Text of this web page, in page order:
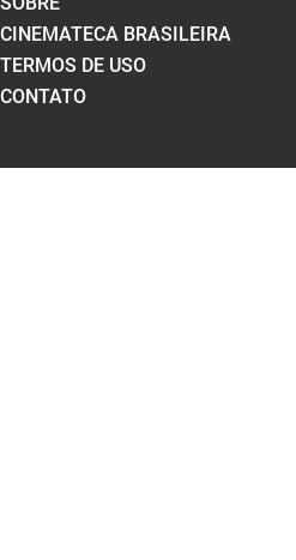
CINEMATECA BRASILEIRA
TERMOS DE USO
CONTATO